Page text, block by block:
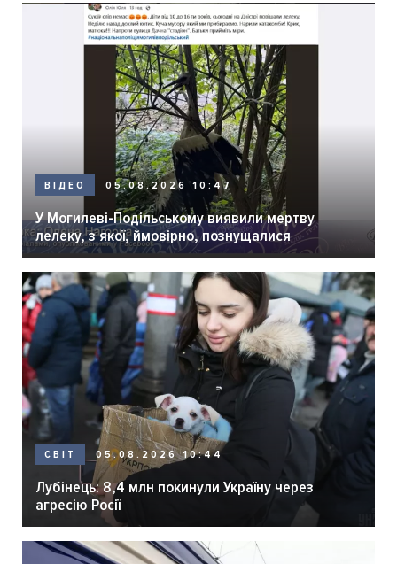
ВІДЕО 05.08.2026 10:47
У Могилеві-Подільському виявили мертву
лелеку, з якої, ймовірно, познущалися
СВІТ 05.08.2026 10:44
Лубінець: 8,4 млн покинули Україну через
агресію Росії